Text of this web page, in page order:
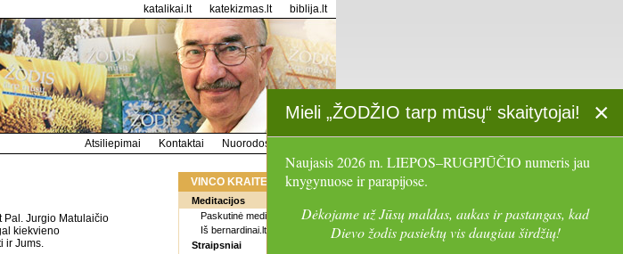
katalikai.lt katekizmas.lt biblija.lt
Atsiliepimai Kontaktai Nuorodos
Pal. Jurgio Matulaičio
kiekvieno
ir Jums.
VINCO KRAITELĖ
Meditacijos
Paskutinė meditacija
Iš bernardinai.lt
Straipsniai
Mieli „ŽODŽIO tarp mūsų“ skaitytojai! ×
Naujasis 2026 m. LIEPOS–RUGPJŪČIO numeris jau
knygynuose ir parapijose.
Dėkojame už Jūsų maldas, aukas ir pastangas, kad
Dievo žodis pasiektų vis daugiau širdžių!